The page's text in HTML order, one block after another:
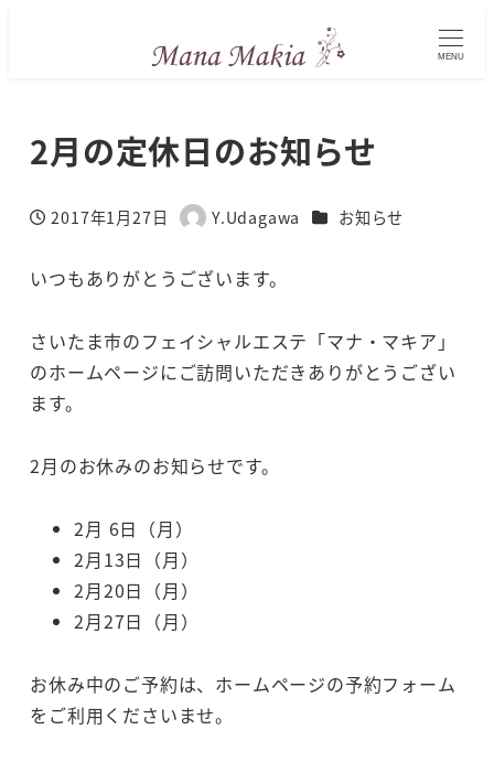
MENU
2月の定休日のお知らせ
投稿日
2017年1月27日
著
Y.Udagawa カテゴリー
お知らせ
いつもありがとうございます。
さいたま市のフェイシャルエステ「マナ・マキア」
のホームページにご訪問いただきありがとうござい
ます。
2月のお休みのお知らせです。
2月 6日（月）
2月13日（月）
2月20日（月）
2月27日（月）
お休み中のご予約は、ホームページの予約フォーム
をご利用くださいませ。